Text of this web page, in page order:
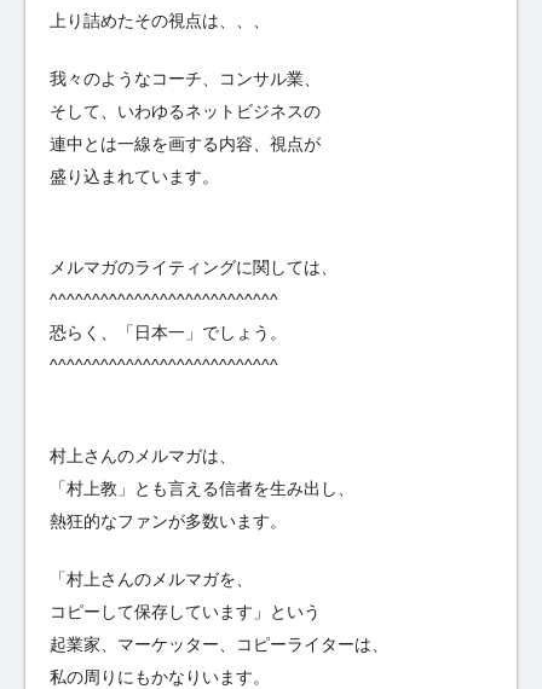
上り詰めたその視点は、、、
我々のようなコーチ、コンサル業、
そして、いわゆるネットビジネスの
連中とは一線を画する内容、視点が
盛り込まれています。
メルマガのライティングに関しては、
^^^^^^^^^^^^^^^^^^^^^^^^^^^
恐らく、「日本一」でしょう。
^^^^^^^^^^^^^^^^^^^^^^^^^^^
村上さんのメルマガは、
「村上教」とも言える信者を生み出し、
熱狂的なファンが多数います。
「村上さんのメルマガを、
コピーして保存しています」という
起業家、マーケッター、コピーライターは、
私の周りにもかなりいます。